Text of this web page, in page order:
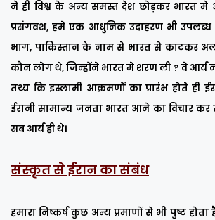
ने ही विश्व के अन्य समस्त देश छोड़कर भारत मे
प्रसंगवश, हमे एक आधुनिक उदाहरण भी
भाग, पाकिस्तान के नाम से भारत से काटकर
कौन लोग थे, जिन्होंने भारत मे शरण ली ? वे आर्य
तथ्य कि इस्लामी आक्रमणों का प्रारंभ होते ही
ईरानी सामान्य जनता भारत आने का विचार कर
सब आर्य ही थे।
संस्कृत से ईरान का संबंध
हमारा निष्कर्ष कुछ अन्य प्रमाणों से भी पुष्ट होता